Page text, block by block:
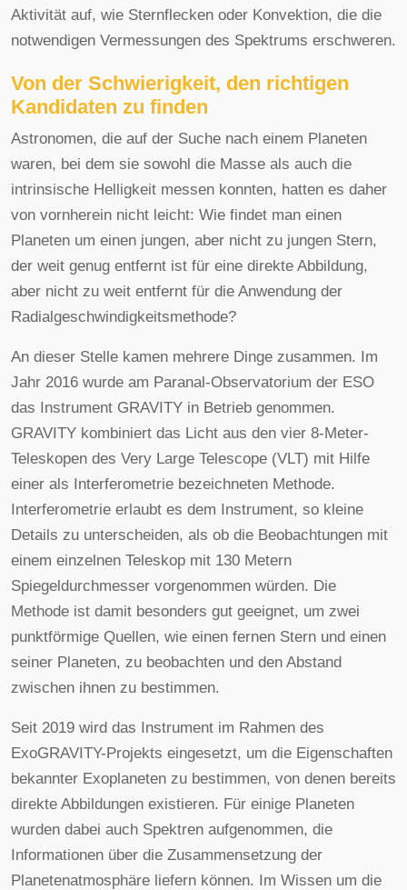
Aktivität auf, wie Sternflecken oder Konvektion, die die
notwendigen Vermessungen des Spektrums erschweren.
Von der Schwierigkeit, den richtigen
Kandidaten zu finden
Astronomen, die auf der Suche nach einem Planeten
waren, bei dem sie sowohl die Masse als auch die
intrinsische Helligkeit messen konnten, hatten es daher
von vornherein nicht leicht: Wie findet man einen
Planeten um einen jungen, aber nicht zu jungen Stern,
der weit genug entfernt ist für eine direkte Abbildung,
aber nicht zu weit entfernt für die Anwendung der
Radialgeschwindigkeitsmethode?
An dieser Stelle kamen mehrere Dinge zusammen. Im
Jahr 2016 wurde am Paranal-Observatorium der ESO
das Instrument GRAVITY in Betrieb genommen.
GRAVITY kombiniert das Licht aus den vier 8-Meter-
Teleskopen des Very Large Telescope (VLT) mit Hilfe
einer als Interferometrie bezeichneten Methode.
Interferometrie erlaubt es dem Instrument, so kleine
Details zu unterscheiden, als ob die Beobachtungen mit
einem einzelnen Teleskop mit 130 Metern
Spiegeldurchmesser vorgenommen würden. Die
Methode ist damit besonders gut geeignet, um zwei
punktförmige Quellen, wie einen fernen Stern und einen
seiner Planeten, zu beobachten und den Abstand
zwischen ihnen zu bestimmen.
Seit 2019 wird das Instrument im Rahmen des
ExoGRAVITY-Projekts eingesetzt, um die Eigenschaften
bekannter Exoplaneten zu bestimmen, von denen bereits
direkte Abbildungen existieren. Für einige Planeten
wurden dabei auch Spektren aufgenommen, die
Informationen über die Zusammensetzung der
Planetenatmosphäre liefern können. Im Wissen um die